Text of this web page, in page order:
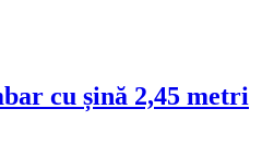
cu șină 2,45 metri